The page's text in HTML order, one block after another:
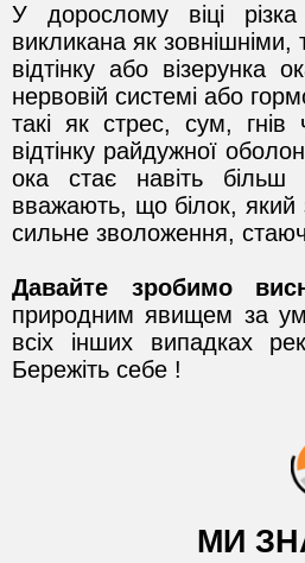
У дорослому віці
викликана як зовнішніми,
відтінку або візерунка
нервовій системі або
такі як стрес, сум, гнів
відтінку райдужної
ока стає навіть більш
вважають, що білок, який
сильне зволоження,
Давайте зробимо
природним явищем за
всіх інших випадках
Бережіть себе !
МИ